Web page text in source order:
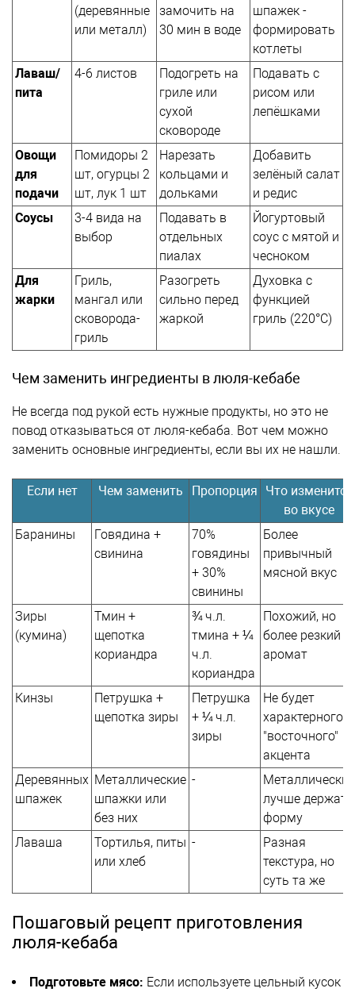
(деревянные
или металл)
замочить на
30 мин в воде
шпажек -
формировать
котлеты
Лаваш/
пита
4-6 листов
Подогреть на
гриле или
сухой
сковороде
Подавать с
рисом или
лепёшками
Овощи
для
подачи
Помидоры 2
шт, огурцы 2
шт, лук 1 шт
Нарезать
кольцами и
дольками
Добавить
зелёный салат
и редис
Соусы
3-4 вида на
выбор
Подавать в
отдельных
пиалах
Йогуртовый
соус с мятой и
чесноком
Для
жарки
Гриль,
мангал или
сковорода-
гриль
Разогреть
сильно перед
жаркой
Духовка с
функцией
гриль (220°C)
Чем заменить ингредиенты в люля-кебабе
Не всегда под рукой есть нужные продукты, но это не
повод отказываться от люля-кебаба. Вот чем можно
заменить основные ингредиенты, если вы их не нашли.
Если нет Чем заменить Пропорция
Что изменится
во вкусе
Баранины
Говядина +
свинина
70%
говядины
+ 30%
свинины
Более
привычный
мясной вкус
Зиры
(кумина)
Тмин +
щепотка
кориандра
¾ ч.л.
тмина + ¼
ч.л.
кориандра
Похожий, но
более резкий
аромат
Кинзы
Петрушка +
щепотка зиры
Петрушка
+ ¼ ч.л.
зиры
Не будет
характерного
"восточного"
акцента
Деревянных
шпажек
Металлические
шпажки или
без них
-
Металлические
лучше держат
форму
Лаваша
Тортилья, питы
или хлеб
-
Разная
текстура, но
суть та же
Пошаговый рецепт приготовления
люля-кебаба
Подготовьте мясо: Если используете цельный кусок